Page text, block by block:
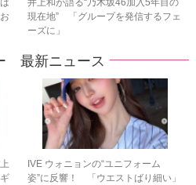
井上和が語る“乃木坂46加入5年目の
現在地” 「グループを発信するフェ
ーズに」
最新ニュース
IVE ウォニョンの“ユニフォーム
姿”に反響！ 「ウエストばり細い」